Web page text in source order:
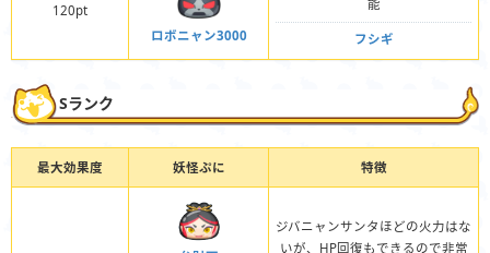
120pt
ロボニャン3000
能
フシギ
Sランク
最大効果度 妖怪ぷに 特徴
ジバニャンサンタほどの火力はな
いが、HP回復もできるので非常